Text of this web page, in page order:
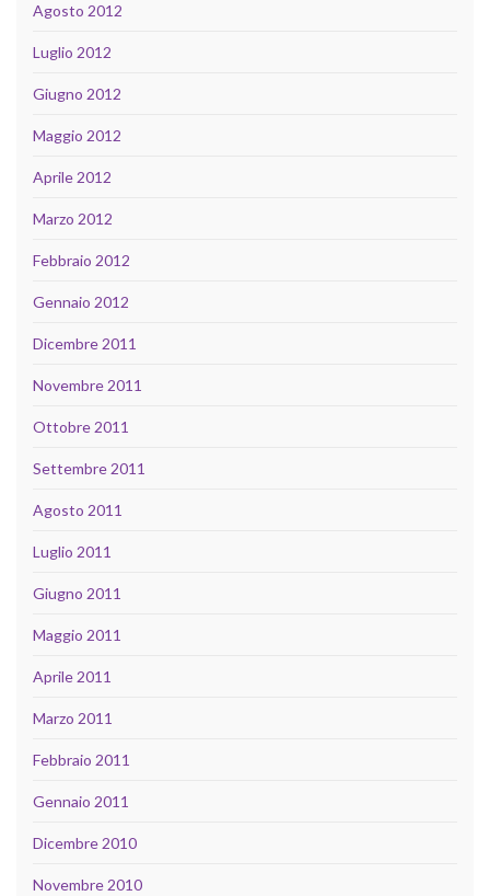
Agosto 2012
Luglio 2012
Giugno 2012
Maggio 2012
Aprile 2012
Marzo 2012
Febbraio 2012
Gennaio 2012
Dicembre 2011
Novembre 2011
Ottobre 2011
Settembre 2011
Agosto 2011
Luglio 2011
Giugno 2011
Maggio 2011
Aprile 2011
Marzo 2011
Febbraio 2011
Gennaio 2011
Dicembre 2010
Novembre 2010